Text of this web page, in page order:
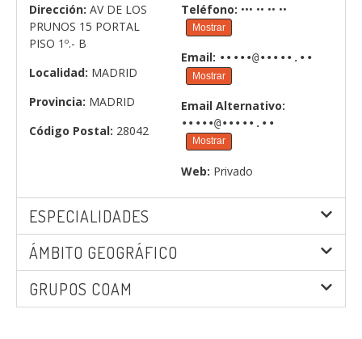
Dirección: AV DE LOS
PRUNOS 15 PORTAL
PISO 1º.- B
Localidad: MADRID
Provincia: MADRID
Código Postal: 28042
Teléfono: ••• •• •• ••
Mostrar
Email: •••••@•••••.••
Mostrar
Email Alternativo:
•••••@•••••.••
Mostrar
Web: Privado
ESPECIALIDADES
ÁMBITO GEOGRÁFICO
GRUPOS COAM